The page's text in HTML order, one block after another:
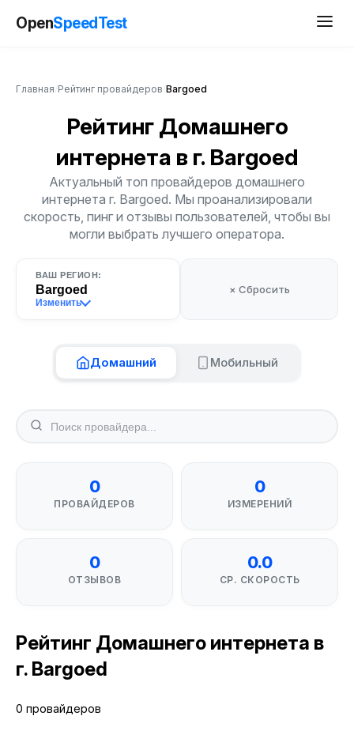
OpenSpeedTest
Главная Рейтинг провайдеров Bargoed
Рейтинг Домашнего
интернета в г. Bargoed
Актуальный топ провайдеров домашнего
интернета г. Bargoed. Мы проанализировали
скорость, пинг и отзывы пользователей, чтобы вы
могли выбрать лучшего оператора.
ВАШ РЕГИОН:
Bargoed
Изменить
× Сбросить
Домашний Мобильный
0
ПРОВАЙДЕРОВ
0
ИЗМЕРЕНИЙ
0
ОТЗЫВОВ
0.0
СР. СКОРОСТЬ
Рейтинг Домашнего интернета в
г. Bargoed
0 провайдеров